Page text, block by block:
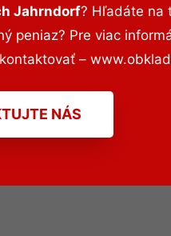
Jahrndorf? Hľadáte na
peniaz? Pre viac
–
NÁS